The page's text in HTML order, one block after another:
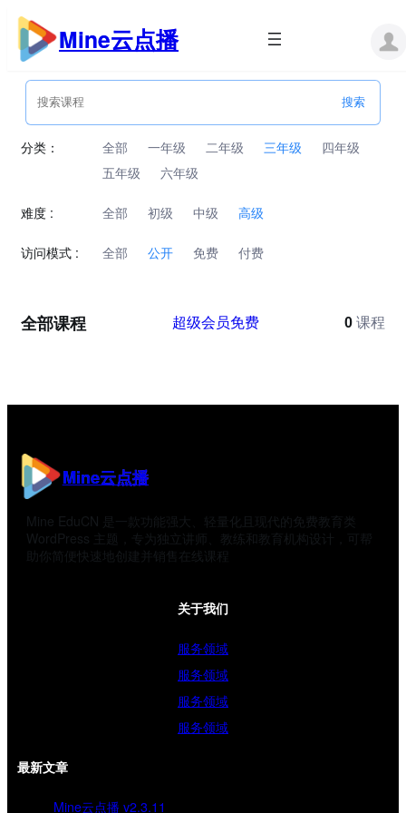
跳
内
Mine云点播
分类： 全部 一年级 二年级 三年级
四年级
五年级
六年级
难度 : 全部 初级 中级 高级
访问模式 : 全部 公开 免费 付费
全部课程 超级会员免费 0 课程
Mine云点播
Mine EduCN 是一款功能强大、轻量化且现代的免费教育类
WordPress 主题，专为独立讲师、教练和教育机构设计，可帮
助你简便快速地创建并销售在线课程
关于我们
服务领域
服务领域
服务领域
服务领域
最新文章
Mine云点播 v2.3.11